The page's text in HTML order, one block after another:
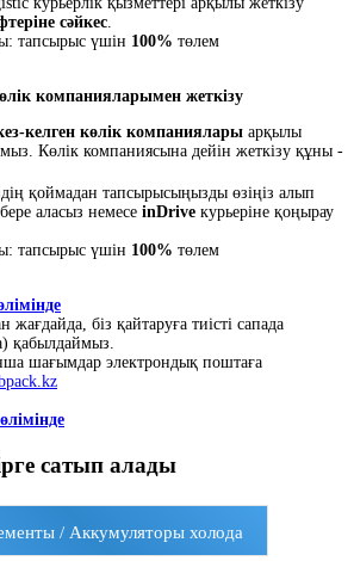
сәйкес.
тапсырыс үшін 100% төлем
компанияларымен жеткізу
келген көлік компаниялары арқылы
Көлік компаниясына дейін жеткізу құны -
қоймадан тапсырысыңызды өзіңіз алып
аласыз немесе inDrive курьеріне қоңырау
тапсырыс үшін 100% төлем
жағдайда, біз қайтаруға тиісті сапада
қабылдаймыз.
шағымдар электрондық поштаға
сатып алады
/ Аккумуляторы холода